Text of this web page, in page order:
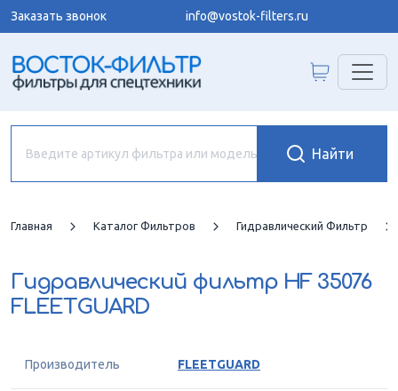
Заказать звонок info@vostok-filters.ru
Главная Каталог Фильтров Гидравлический Фильтр
Гидравлический фильтр HF 35076
FLEETGUARD
Производитель FLEETGUARD